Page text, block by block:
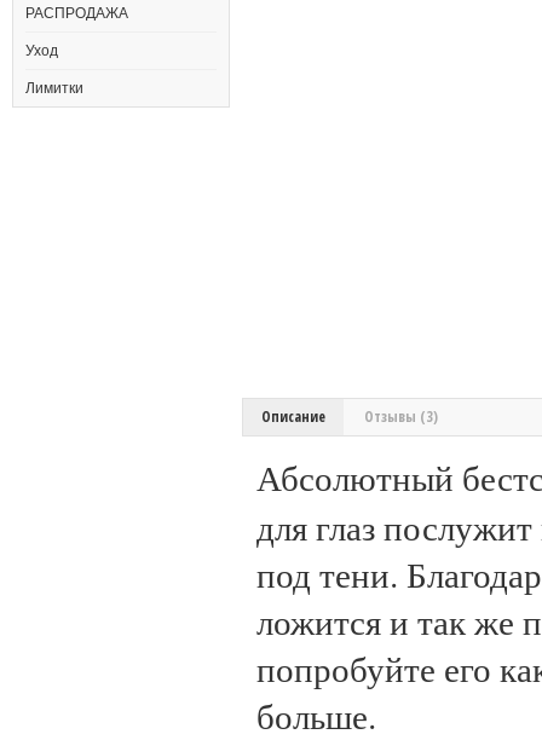
РАСПРОДАЖА
Уход
Лимитки
Описание Отзывы (3)
Абсолютный
для глаз
под тени.
ложится и так же
попробуйте его
больше.